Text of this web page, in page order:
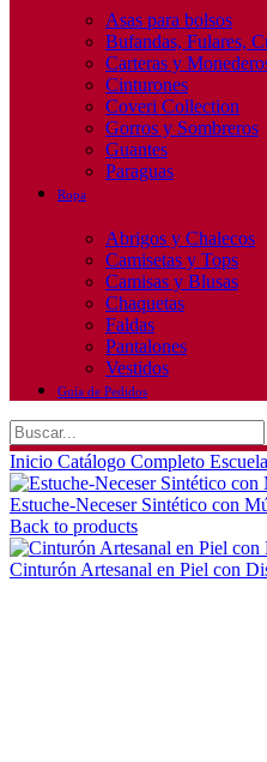
Asas para bolsos
Bufandas, Fulares,
Carteras y
Cinturones
Coveri Collection
Gorros y Sombreros
Guantes
Paraguas
Ropa
Abrigos y Chalecos
Camisetas y Tops
Camisas y Blusas
Chaquetas
Faldas
Pantalones
Vestidos
Guía de Pedidos
Inicio Catálogo Completo
Estuche-Neceser Sintético con
Back to products
Cinturón Artesanal en Piel con